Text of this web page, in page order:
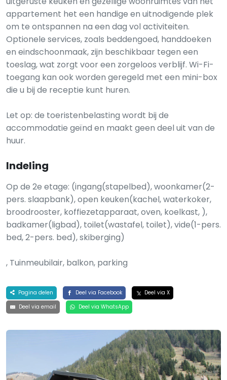
appartement het een handige en uitnodigende plek
om te ontspannen na een dag vol activiteiten.
Optionele services, zoals beddengoed, handdoeken
en eindschoonmaak, zijn beschikbaar tegen een
toeslag, wat zorgt voor een zorgeloos verblijf. Wi-Fi-
toegang kan ook worden geregeld met een mini-box
die u bij de receptie kunt huren.
Let op: de toeristenbelasting wordt bij de
accommodatie geïnd en maakt geen deel uit van de
huur.
Indeling
Op de 2e etage: (ingang(stapelbed), woonkamer(2-
pers. slaapbank), open keuken(kachel, waterkoker,
broodrooster, koffiezetapparaat, oven, koelkast, ),
badkamer(ligbad), toilet(wastafel, toilet), vide(1-pers.
bed, 2-pers. bed), skiberging)
, Tuinmeubilair, balkon, parking
Pagina delen Deel via Facebook
Deel via X
Deel via email
Deel via WhatsApp